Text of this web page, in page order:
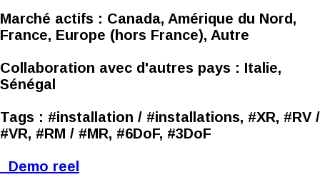
Marché actifs : Canada, Amérique du Nord,
France, Europe (hors France), Autre
Collaboration avec d'autres pays : Italie,
Sénégal
Tags : #installation / #installations, #XR, #RV /
#VR, #RM / #MR, #6DoF, #3DoF
Demo reel